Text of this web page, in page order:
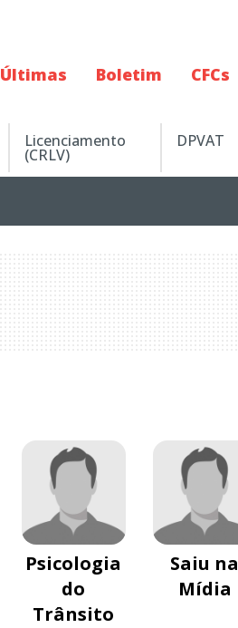
Últimas Boletim CFCs
Licenciamento
(CRLV)
DPVAT
Psicologia
do
Trânsito
Saiu na
Mídia